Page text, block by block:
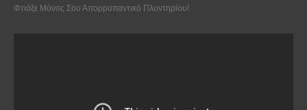
Φτιάξε Μόνος Σου Απορρυπαντικό Πλυντηρίου!